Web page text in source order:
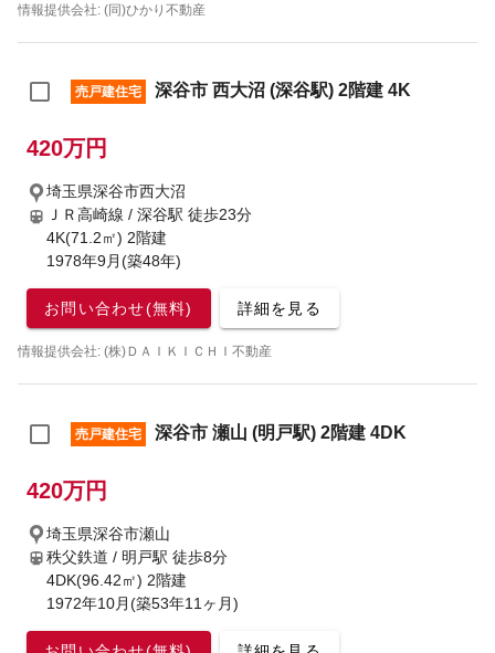
情報提供会社: (同)ひかり不動産
売戸建住宅 深谷市 西大沼 (深谷駅) 2階建 4K
420万円
埼玉県深谷市西大沼
ＪＲ高崎線 / 深谷駅 徒歩23分
4K(71.2㎡) 2階建
1978年9月(築48年)
お問い合わせ(無料) 詳細を見る
情報提供会社: (株)ＤＡＩＫＩＣＨＩ不動産
売戸建住宅 深谷市 瀬山 (明戸駅) 2階建 4DK
420万円
埼玉県深谷市瀬山
秩父鉄道 / 明戸駅 徒歩8分
4DK(96.42㎡) 2階建
1972年10月(築53年11ヶ月)